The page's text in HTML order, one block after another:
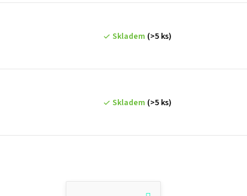
Skladem (>5 ks)
Skladem (>5 ks)